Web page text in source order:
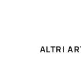
ALTRI